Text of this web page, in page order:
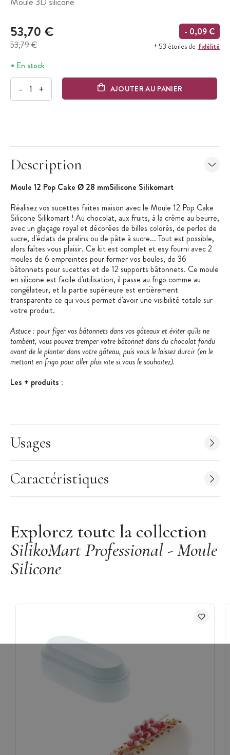
53,70 €
53,79 €
- 0,09 €
+ 53 étoiles de fidélité
En stock
- + AJOUTER AU PANIER
Description
Moule 12 Pop Cake Ø 28 mmSilicone Silikomart
Réalisez vos sucettes faites maison avec le Moule 12 Pop Cake
Silicone Silikomart ! Au chocolat, aux fruits, à la crème au beurre,
avec un glaçage royal et décorées de billes colorés, de perles de
sucre, d'éclats de pralins ou de pâte à sucre... Tout est possible,
alors faîtes vous plaisir. Ce kit est complet et esy fourni avec 2
moules de 6 empreintes pour former vos boules, de 36
bâtonnets pour sucettes et de 12 supports bâtonnets. Ce moule
en silicone est facile d'utilisation, il passe au frigo comme au
congélateur, et la partie supérieure est entièrement
transparente ce qui vous permet d'avoir une visibilité totale sur
votre produit.
Astuce : pour figer vos bâtonnets dans vos gâteaux et éviter qu'ils ne
tombent, vous pouvez tremper votre bâtonnet dans du chocolat fondu
avant de le planter dans votre gâteau, puis vous le laissez durcir (en le
mettant en frigo pour aller plus vite si vous le souhaitez).
Les + produits :
transparente
Caractéristiques Moule Pop Cake:
Matière : Silicone
Kit composé de 2 moules de 6 empreintes + 36 bâtonnets
pour sucettes + 12 supports bâtonnets
Volume d'un Pop Cake : 11,5 ml
Passe au four et au congélateur (-60°C / +230°C)
Couleur : Blanc
Fabriqué en Italie
Usages
Caractéristiques
Explorez toute la collection
SilikoMart Professional - Moule
Silicone